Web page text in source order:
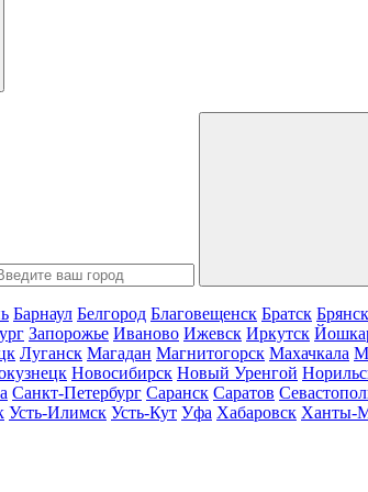
Барнаул Белгород Благовещенск Братск Брянск
Запорожье Иваново Ижевск Иркутск
Луганск Магадан Магнитогорск Махачкала
Новосибирск Новый Уренгой
Санкт-Петербург Саранск Саратов
Усть-Илимск Усть-Кут Уфа Хабаровск Ханты-